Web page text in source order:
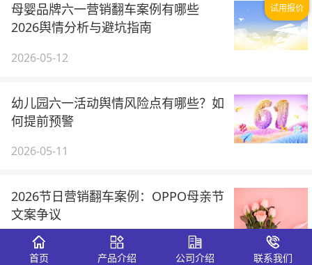
母婴品牌六一营销翻车案例有哪些
2026舆情分析与避坑指南
2026-05-12
幼儿园六一活动舆情风险点有哪些？如
何提前预警
2026-05-11
2026节日营销翻车案例：OPPO母亲节
文案争议
2026-05-09
首页 产品介绍 公司介绍 联系我们